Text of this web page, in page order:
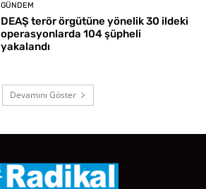
GÜNDEM
DEAŞ terör örgütüne yönelik 30 ildeki
operasyonlarda 104 şüpheli
yakalandı
Devamını Göster